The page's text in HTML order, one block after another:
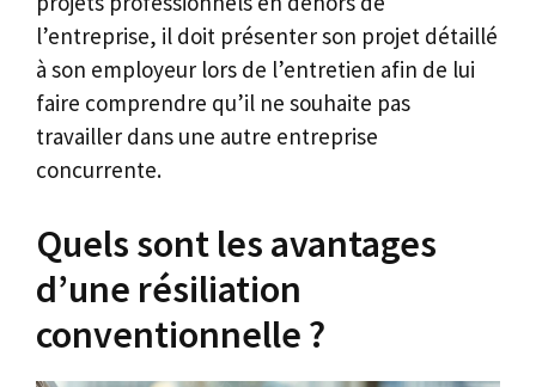
l’entreprise, il doit présenter son projet détaillé
à son employeur lors de l’entretien afin de lui
faire comprendre qu’il ne souhaite pas
travailler dans une autre entreprise
concurrente.
Quels sont les avantages
d’une résiliation
conventionnelle ?